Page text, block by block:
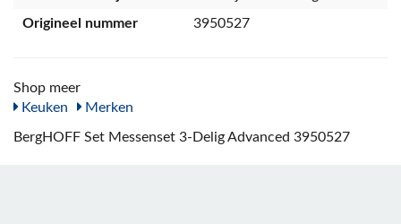
Origineel nummer
3950527
Shop meer
Keuken
Merken
BergHOFF Set Messenset 3-Delig Advanced 3950527